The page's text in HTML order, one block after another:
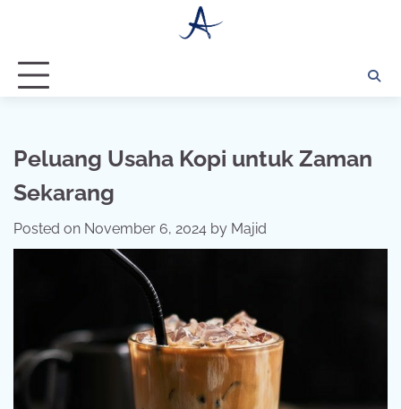
Peluang Usaha Kopi untuk Zaman
Sekarang
Posted on November 6, 2024 by Majid